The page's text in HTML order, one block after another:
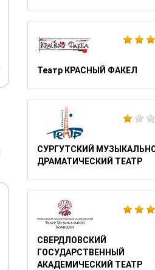
Театр КРАСНЫЙ ФАКЕЛ
СУРГУТСКИЙ
ДРАМАТИЧЕСКИЙ ТЕАТР
СВЕРДЛОВСКИЙ
ГОСУДАРСТВЕННЫЙ
АКАДЕМИЧЕСКИЙ ТЕАТР